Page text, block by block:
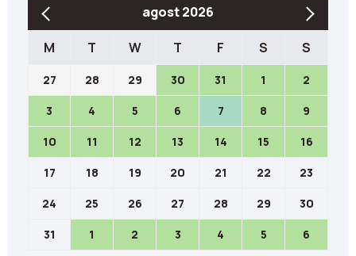
agost 2026
M T W T F S S
27 28 29 30 31 1 2
3 4 5 6 7 8 9
10 11 12 13 14 15 16
17 18 19 20 21 22 23
24 25 26 27 28 29 30
31 1 2 3 4 5 6